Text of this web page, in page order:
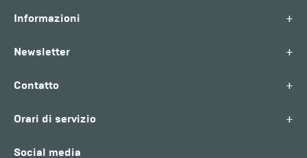
Informazioni +
Newsletter +
Contatto +
Orari di servizio +
Social media